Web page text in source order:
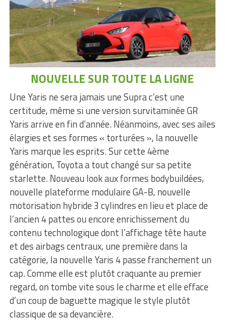
NOUVELLE SUR TOUTE LA LIGNE
Une Yaris ne sera jamais une Supra c’est une
certitude, même si une version survitaminée GR
Yaris arrive en fin d’année. Néanmoins, avec ses ailes
élargies et ses formes « torturées », la nouvelle
Yaris marque les esprits. Sur cette 4ème
génération, Toyota a tout changé sur sa petite
starlette. Nouveau look aux formes bodybuildées,
nouvelle plateforme modulaire GA-B, nouvelle
motorisation hybride 3 cylindres en lieu et place de
l’ancien 4 pattes ou encore enrichissement du
contenu technologique dont l’affichage tête haute
et des airbags centraux, une première dans la
catégorie, la nouvelle Yaris 4 passe franchement un
cap. Comme elle est plutôt craquante au premier
regard, on tombe vite sous le charme et elle efface
d’un coup de baguette magique le style plutôt
classique de sa devancière.